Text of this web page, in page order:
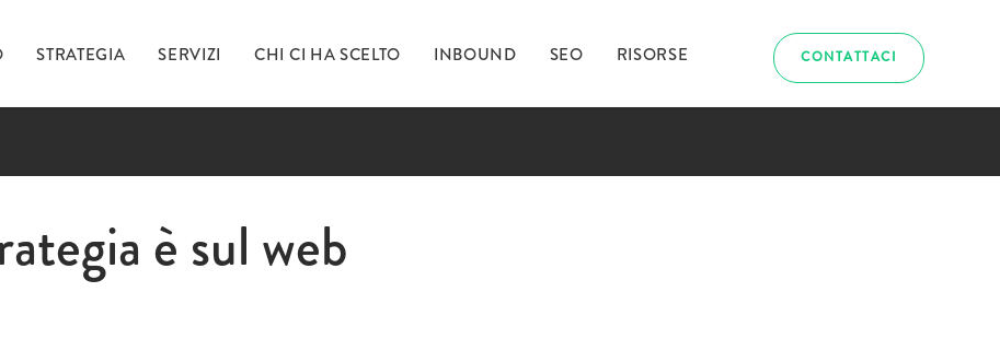
STRATEGIA SERVIZI CHI CI HA SCELTO INBOUND SEO RISORSE CONTATTACI
Ti abbiamo
è sul web